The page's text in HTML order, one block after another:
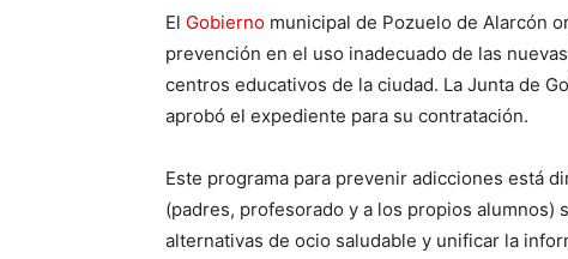
El Gobierno municipal de Pozuelo de Alarcón
prevención en el uso inadecuado de las
centros educativos de la ciudad. La Junta de
aprobó el expediente para su contratación.
Este programa para prevenir adicciones está
(padres, profesorado y a los propios
alternativas de ocio saludable y unificar la